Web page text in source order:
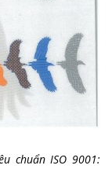
chuẩn ISO 9001: